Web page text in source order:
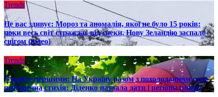
Trends
Це вас здивує: Мороз та аномалія, якої не було 15 років:
поки весь світ страждає від спеки, Нову Зеландію заспало
снігом (відео)
Trends
Узнайте першими: На Україну разом з похолоданням суне
небезпечна стихія: Діденко назвала дати і регіони (мапа)